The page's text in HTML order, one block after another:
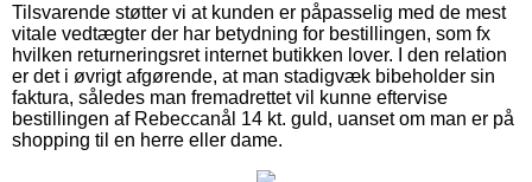
Tilsvarende støtter vi at kunden er påpasselig med de mest
vitale vedtægter der har betydning for bestillingen, som fx
hvilken returneringsret internet butikken lover. I den relation
er det i øvrigt afgørende, at man stadigvæk bibeholder sin
faktura, således man fremadrettet vil kunne eftervise
bestillingen af Rebeccanål 14 kt. guld, uanset om man er på
shopping til en herre eller dame.